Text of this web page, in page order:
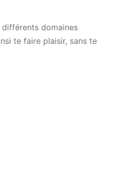
domaines
te faire plaisir, sans te